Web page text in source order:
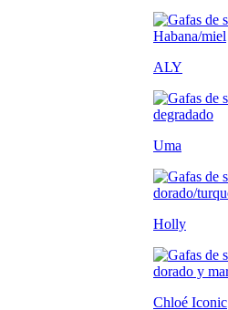
ALY
Uma
Holly
Chloé Iconic